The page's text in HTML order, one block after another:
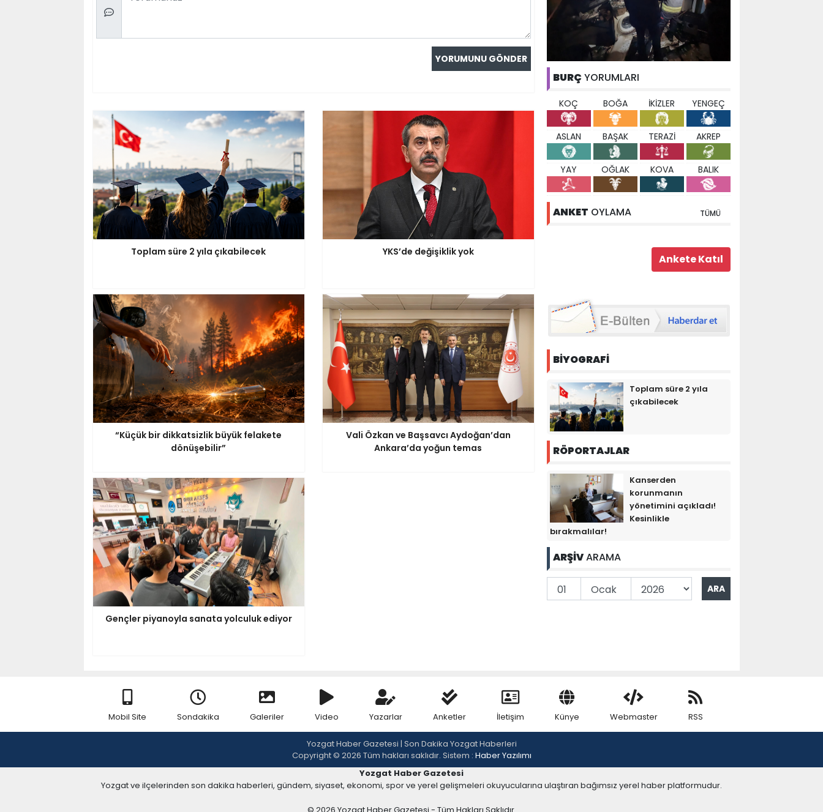
Toplam süre 2 yıla çıkabilecek YKS’de değişiklik yok
“Küçük bir dikkatsizlik büyük felakete
dönüşebilir”
Vali Özkan ve Başsavcı Aydoğan’dan
Ankara’da yoğun temas
Gençler piyanoyla sanata yolculuk ediyor
BURÇ YORUMLARI
KOÇ BOĞA İKİZLER YENGEÇ
ASLAN BAŞAK TERAZİ AKREP
YAY OĞLAK KOVA BALIK
ANKET OYLAMA TÜMÜ
BİYOGRAFİ
Toplam süre 2 yıla
çıkabilecek
RÖPORTAJLAR
Kanserden
korunmanın
yönetimini açıkladı!
Kesinlikle
bırakmalılar!
ARŞİVARAMA
Mobil Site Sondakika Galeriler Video Yazarlar Anketler İletişim Künye Webmaster RSS
Yozgat Haber Gazetesi | Son Dakika Yozgat Haberleri
Copyright © 2026 Tüm hakları saklıdır. Sistem : Haber Yazılımı
Yozgat Haber Gazetesi
Yozgat ve ilçelerinden son dakika haberleri, gündem, siyaset, ekonomi, spor ve yerel gelişmeleri okuyucularına ulaştıran bağımsız yerel haber platformudur.